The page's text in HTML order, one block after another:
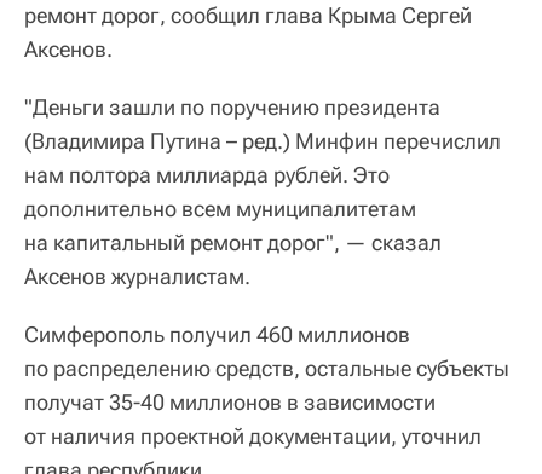
ремонт дорог, сообщил глава Крыма Сергей
Аксенов.
"Деньги зашли по поручению президента
(Владимира Путина – ред.) Минфин перечислил
нам полтора миллиарда рублей. Это
дополнительно всем муниципалитетам
на капитальный ремонт дорог", — сказал
Аксенов журналистам.
Симферополь получил 460 миллионов
по распределению средств, остальные субъекты
получат 35-40 миллионов в зависимости
от наличия проектной документации, уточнил